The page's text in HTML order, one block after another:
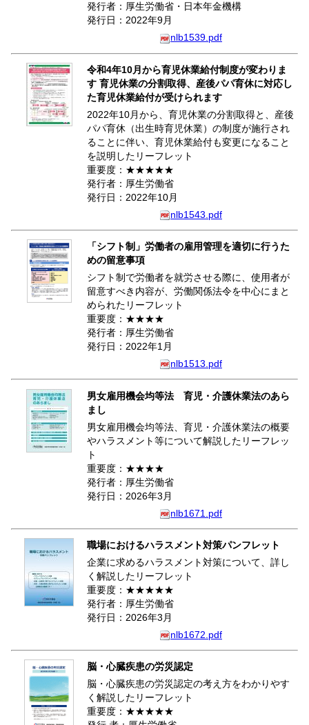
発行者：厚生労働省・日本年金機構
発行日：2022年9月
nlb1539.pdf
令和4年10月から育児休業給付制度が変わりま
す 育児休業の分割取得、産後パパ育休に対応し
た育児休業給付が受けられます
2022年10月から、育児休業の分割取得と、産後
パパ育休（出生時育児休業）の制度が施行され
ることに伴い、育児休業給付も変更になること
を説明したリーフレット
重要度：★★★★★
発行者：厚生労働省
発行日：2022年10月
nlb1543.pdf
「シフト制」労働者の雇用管理を適切に行うた
めの留意事項
シフト制で労働者を就労させる際に、使用者が
留意すべき内容が、労働関係法令を中心にまと
められたリーフレット
重要度：★★★★
発行者：厚生労働省
発行日：2022年1月
nlb1513.pdf
男女雇用機会均等法 育児・介護休業法のあら
まし
男女雇用機会均等法、育児・介護休業法の概要
やハラスメント等について解説したリーフレッ
ト
重要度：★★★★
発行者：厚生労働省
発行日：2026年3月
nlb1671.pdf
職場におけるハラスメント対策パンフレット
企業に求めるハラスメント対策について、詳し
く解説したリーフレット
重要度：★★★★★
発行者：厚生労働省
発行日：2026年3月
nlb1672.pdf
脳・心臓疾患の労災認定
脳・心臓疾患の労災認定の考え方をわかりやす
く解説したリーフレット
重要度：★★★★★